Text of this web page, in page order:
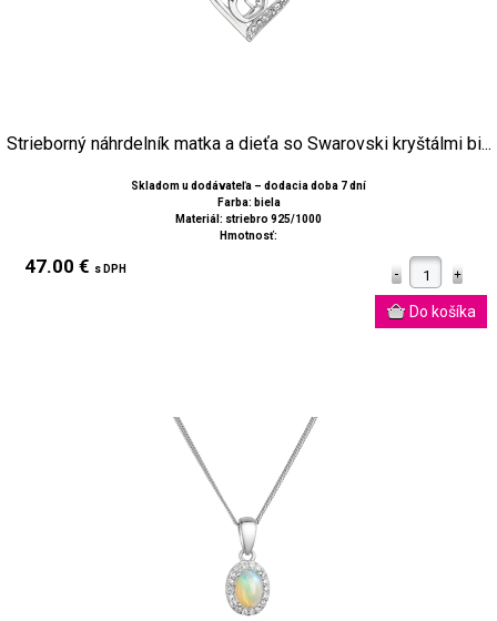
Strieborný náhrdelník matka a dieťa so Swarovski kryštálmi bi...
Skladom u dodávateľa – dodacia doba 7 dní
Farba: biela
Materiál: striebro 925/1000
Hmotnosť:
47.00 € s DPH